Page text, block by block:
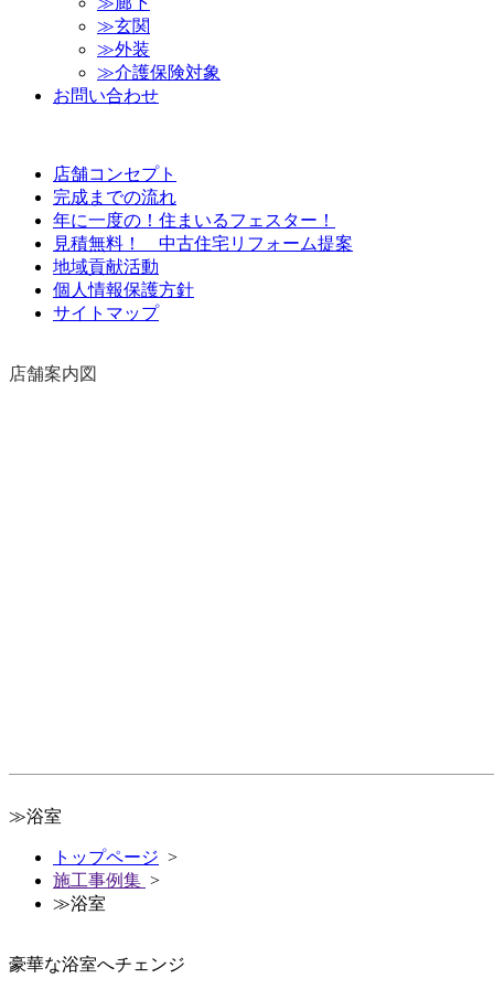
≫​玄​関​
≫​外​装​
≫​介​護​保​険​対​象​
お​問​い​合​わ​せ​
店​舗​コ​ン​セ​プ​ト​
完​成​ま​で​の​流​れ​
年​に​一​度​の​！​住​ま​い​る​フ​ェ​ス​タ​ー​！​
見​積​無​料​！​ ​中​古​住​宅​リ​フ​ォ​ー​ム​提​案​
地​域​貢​献​活​動​
個​人​情​報​保​護​方​針​
サ​イ​ト​マ​ッ​プ​
店​舗​案​内​図​
≫浴室
トップページ >
施工事例集 >
≫浴室
豪華な浴室へチェンジ